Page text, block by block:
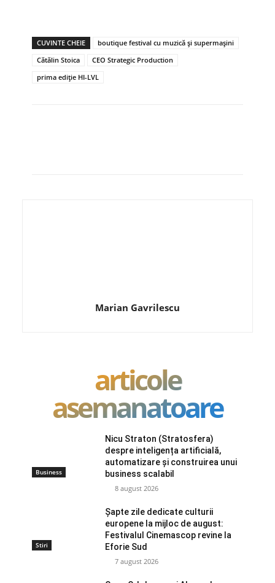
CUVINTE CHEIE
boutique festival cu muzică și supermașini
Cătălin Stoica
CEO Strategic Production
prima ediție HI-LVL
Marian Gavrilescu
articole
asemanatoare
Business
Nicu Straton (Stratosfera)
despre inteligența artificială,
automatizare și construirea unui
business scalabil
8 august 2026
Stiri
Șapte zile dedicate culturii
europene la mijloc de august:
Festivalul Cinemascop revine la
Eforie Sud
7 august 2026